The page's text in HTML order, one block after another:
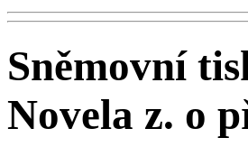
Sněmovní
Novela z. o